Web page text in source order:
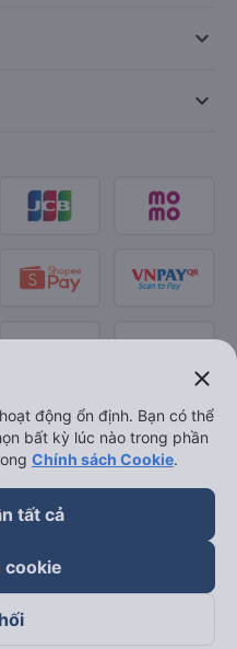
keyboard_arrow_down
keyboard_arrow_down
close
động ổn định. Bạn có thể
bất kỳ lúc nào trong phần
Chính sách Cookie.
tất cả
cookie